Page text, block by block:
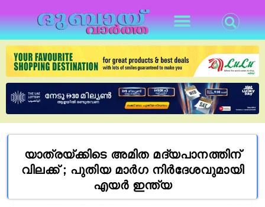
യാത്രയ്ക്കിടെ അമിത മദ്യപാനത്തിന്
വിലക്ക് ; പുതിയ മാർഗ നിർദേശവുമായി
എയർ ഇന്ത്യ